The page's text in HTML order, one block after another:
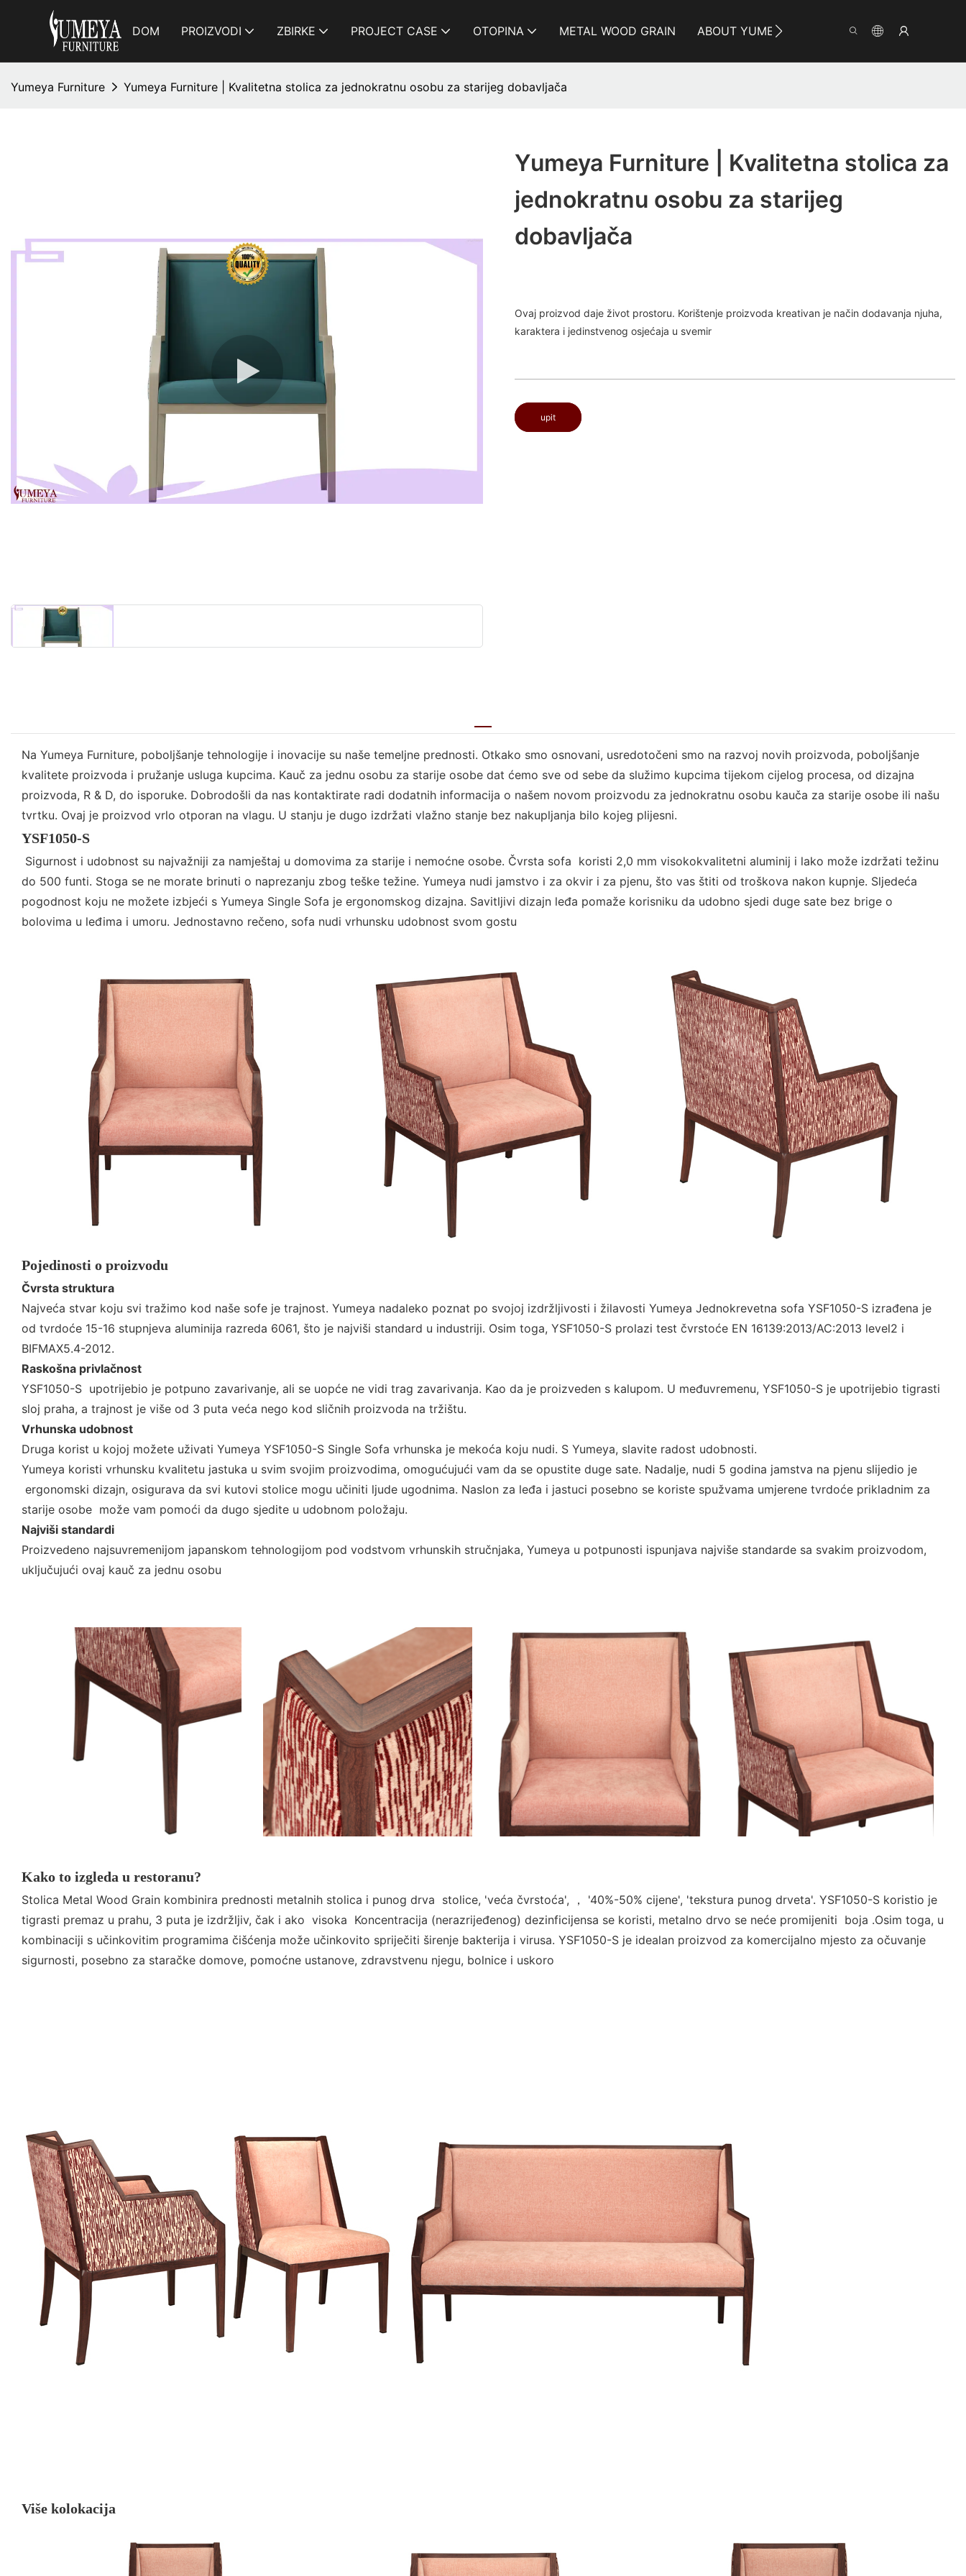
DOM PROIZVODI ZBIRKE PROJECT CASE OTOPINA METAL WOOD GRAIN ABOUT YUMEYA INFORMACIJA
Yumeya Furniture Yumeya Furniture | Kvalitetna stolica za jednokratnu osobu za starijeg dobavljača
Yumeya Furniture | Kvalitetna stolica za
jednokratnu osobu za starijeg
dobavljača
Ovaj proizvod daje život prostoru. Korištenje proizvoda kreativan je način dodavanja njuha,
karaktera i jedinstvenog osjećaja u svemir
upit
Na Yumeya Furniture, poboljšanje tehnologije i inovacije su naše temeljne prednosti. Otkako smo osnovani, usredotočeni smo na razvoj novih proizvoda, poboljšanje
kvalitete proizvoda i pružanje usluga kupcima. Kauč ​​za jednu osobu za starije osobe dat ćemo sve od sebe da služimo kupcima tijekom cijelog procesa, od dizajna
proizvoda, R & D, do isporuke. Dobrodošli da nas kontaktirate radi dodatnih informacija o našem novom proizvodu za jednokratnu osobu kauča za starije osobe ili našu
tvrtku. Ovaj je proizvod vrlo otporan na vlagu. U stanju je dugo izdržati vlažno stanje bez nakupljanja bilo kojeg plijesni.
YSF1050-S
Sigurnost i udobnost su najvažniji za namještaj u domovima za starije i nemoćne osobe. Čvrsta sofa koristi 2,0 mm visokokvalitetni aluminij i lako može izdržati težinu
do 500 funti. Stoga se ne morate brinuti o naprezanju zbog teške težine. Yumeya nudi jamstvo i za okvir i za pjenu, što vas štiti od troškova nakon kupnje. Sljedeća
pogodnost koju ne možete izbjeći s Yumeya Single Sofa je ergonomskog dizajna. Savitljivi dizajn leđa pomaže korisniku da udobno sjedi duge sate bez brige o
bolovima u leđima i umoru. Jednostavno rečeno, sofa nudi vrhunsku udobnost svom gostu
Pojedinosti o proizvodu
Čvrsta struktura
Najveća stvar koju svi tražimo kod naše sofe je trajnost. Yumeya nadaleko poznat po svojoj izdržljivosti i žilavosti Yumeya Jednokrevetna sofa YSF1050-S izrađena je
od tvrdoće 15-16 stupnjeva aluminija razreda 6061, što je najviši standard u industriji. Osim toga, YSF1050-S prolazi test čvrstoće EN 16139:2013/AC:2013 level2 i
BIFMAX5.4-2012.
Raskošna privlačnost
YSF1050-S upotrijebio je potpuno zavarivanje, ali se uopće ne vidi trag zavarivanja. Kao da je proizveden s kalupom. U međuvremenu, YSF1050-S je upotrijebio tigrasti
sloj praha, a trajnost je više od 3 puta veća nego kod sličnih proizvoda na tržištu.
Vrhunska udobnost
Druga korist u kojoj možete uživati Yumeya YSF1050-S Single Sofa vrhunska je mekoća koju nudi. S Yumeya, slavite radost udobnosti.
Yumeya koristi vrhunsku kvalitetu jastuka u svim svojim proizvodima, omogućujući vam da se opustite duge sate. Nadalje, nudi 5 godina jamstva na pjenu slijedio je
ergonomski dizajn, osigurava da svi kutovi stolice mogu učiniti ljude ugodnima. Naslon za leđa i jastuci posebno se koriste spužvama umjerene tvrdoće prikladnim za
starije osobe može vam pomoći da dugo sjedite u udobnom položaju.
Najviši standardi
Proizvedeno najsuvremenijom japanskom tehnologijom pod vodstvom vrhunskih stručnjaka, Yumeya u potpunosti ispunjava najviše standarde sa svakim proizvodom,
uključujući ovaj kauč za jednu osobu
Kako to izgleda u restoranu?
Stolica Metal Wood Grain kombinira prednosti metalnih stolica i punog drva stolice, 'veća čvrstoća', ， '40%-50% cijene', 'tekstura punog drveta'. YSF1050-S koristio je
tigrasti premaz u prahu, 3 puta je izdržljiv, čak i ako visoka Koncentracija (nerazrijeđenog) dezinficijensa se koristi, metalno drvo se neće promijeniti boja .Osim toga, u
kombinaciji s učinkovitim programima čišćenja može učinkovito spriječiti širenje bakterija i virusa. YSF1050-S je idealan proizvod za komercijalno mjesto za očuvanje
sigurnosti, posebno za staračke domove, pomoćne ustanove, zdravstvenu njegu, bolnice i uskoro
Više kolokacija